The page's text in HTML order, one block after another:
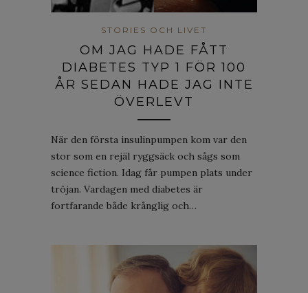
STORIES OCH LIVET
OM JAG HADE FÅTT
DIABETES TYP 1 FÖR 100
ÅR SEDAN HADE JAG INTE
ÖVERLEVT
När den första insulinpumpen kom var den
stor som en rejäl ryggsäck och sågs som
science fiction. Idag får pumpen plats under
tröjan. Vardagen med diabetes är
fortfarande både krånglig och…